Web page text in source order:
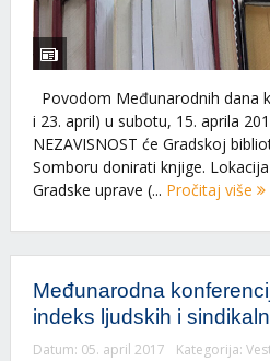
Povodom Međunarodnih dana
i 23. april) u subotu, 15. aprila
NEZAVISNOST će Gradskoj
Somboru donirati knjige.
Gradske uprave (... Pročitaj više
Međunarodna
indeks ljudskih i
Datum: 05. april 2017 Kategorija: